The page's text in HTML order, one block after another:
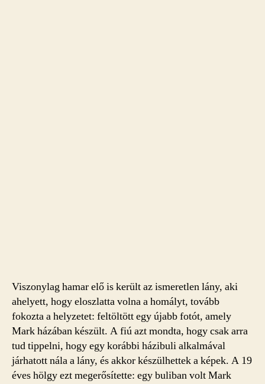
Viszonylag hamar elő is került az ismeretlen lány, aki
ahelyett, hogy eloszlatta volna a homályt, tovább
fokozta a helyzetet: feltöltött egy újabb fotót, amely
Mark házában készült. A fiú azt mondta, hogy csak arra
tud tippelni, hogy egy korábbi házibuli alkalmával
járhatott nála a lány, és akkor készülhettek a képek. A 19
éves hölgy ezt megerősítette: egy buliban volt Mark